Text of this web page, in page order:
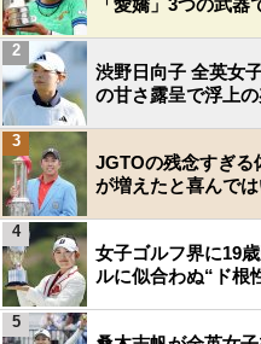
「愛嬌」3つの武器
渋野日向子 全英女
の甘さ露呈で浮上
2
JGTOの残念すぎ
が増えたと喜んで
3
女子ゴルフ界に19
ルに似合わぬ“ド根
4
5